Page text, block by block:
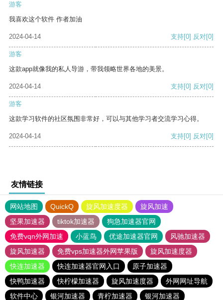
游客
我喜欢这个软件 作者加油
2024-04-14 支持[0] 反对[0]
游客
这款app就像我的私人导游，带我领略世界各地的美景。
2024-04-14 支持[0] 反对[0]
游客
这款学习软件的社区氛围非常好，可以与其他学习者交流学习心得。
2024-04-14 支持[0] 反对[0]
友情链接
网站地图 QuickQ 旋风加速度器
旋风加速
坚果加速器
tiktok加速器
狗急加速器官网
免费vqn外网加速
小蓝鸟 优途加速器官网
风驰加速器
旋风加速器
免费vps加速器外网苹果版
旋风加速度器
快连加速器
快连加速器官网入口
原子加速器
快鸭加速器
快柠檬加速器 旋风加速度器
外网网址导航
软件中心
银河加速器 青柠加速器 银河加速器